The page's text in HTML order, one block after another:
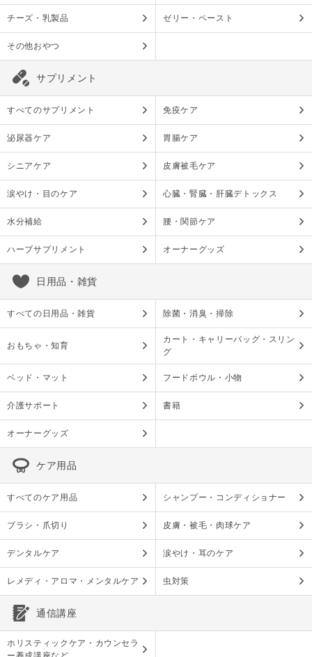
チーズ・乳製品 ゼリー・ペースト
その他おやつ
サプリメント
すべてのサプリメント 免疫ケア
泌尿器ケア 胃腸ケア
シニアケア 皮膚被毛ケア
涙やけ・目のケア 心臓・腎臓・肝臓デトックス
水分補給 腰・関節ケア
ハーブサプリメント オーナーグッズ
日用品・雑貨
すべての日用品・雑貨 除菌・消臭・掃除
おもちゃ・知育
カート・キャリーバッグ・スリン
グ
ベッド・マット フードボウル・小物
介護サポート 書籍
オーナーグッズ
ケア用品
すべてのケア用品 シャンプー・コンディショナー
ブラシ・爪切り 皮膚・被毛・肉球ケア
デンタルケア 涙やけ・耳のケア
レメディ・アロマ・メンタルケア 虫対策
通信講座
ホリスティックケア・カウンセラ